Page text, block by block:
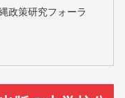
政策研究フォーラ